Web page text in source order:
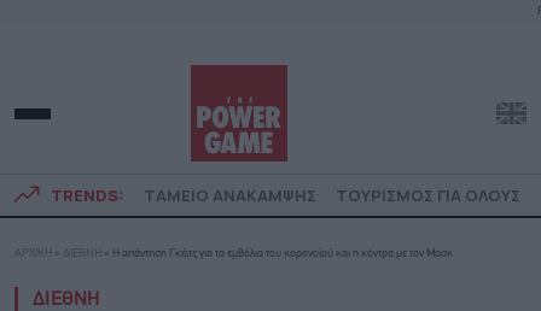
TRENDS: ΤΑΜΕΙΟ ΑΝΑΚΑΜΨΗΣ ΤΟΥΡΙΣΜΟΣ ΓΙΑ ΟΛΟΥΣ
ΑΡΧΙΚΗ » ΔΙΕΘΝΗ » Η απάντηση Γκέιτς για τα εμβόλια του κορονοϊού και η κόντρα με τον Μασκ
ΔΙΕΘΝΗ